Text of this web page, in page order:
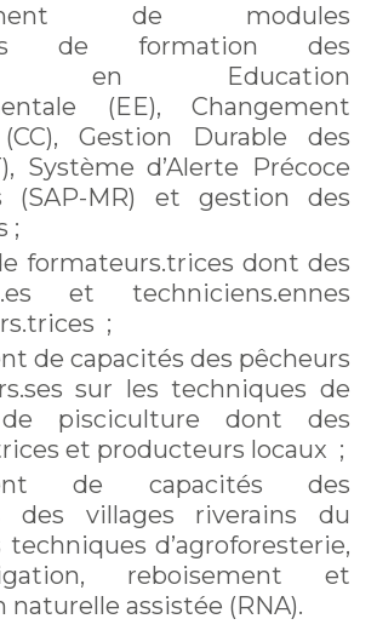
de modules
de formation des
en Education
(EE), Changement
Gestion Durable des
Système d’Alerte Précoce
(SAP-MR) et gestion des
;
formateurs.trices dont des
et techniciens.ennes
;
de capacités des pêcheurs
sur les techniques de
pisciculture dont des
et producteurs locaux ;
de capacités des
des villages riverains du
techniques d’agroforesterie,
reboisement et
naturelle assistée (RNA).